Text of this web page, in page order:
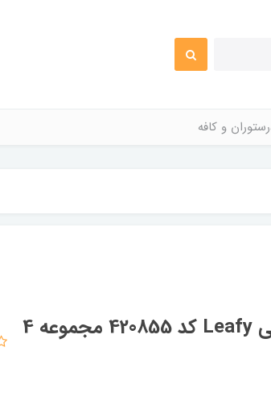
و کافه
لیوان پاشاباغچه مدل لیفی Leafy کد 420855 مجموعه 4